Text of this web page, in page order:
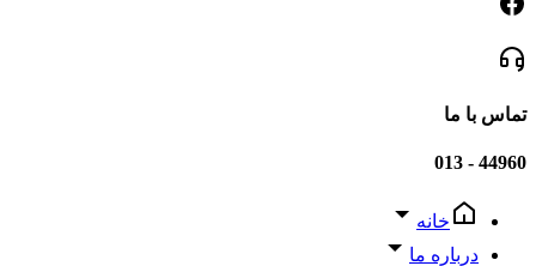
تماس با ما
44960 - 013
خانه
درباره ما